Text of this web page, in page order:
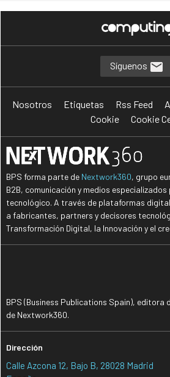
Síguenos
Nosotros Etiquetas Rss Feed
Cookie
Cookie
BPS forma parte de Nextwork360, grupo
B2B, comunicación y medios
tecnológico. A través de plataformas
a fabricantes, partners y decisores
Transformación Digital, la Innovación y el
BPS (Business Publications Spain), editora
de Nextwork360.
Dirección
Calle Azcona 12, Bajo B, 28028 Madrid